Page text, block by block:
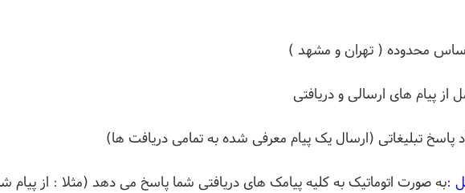
محدوده ( تهران و مشهد )
از پیام های ارسالی و دریافتی
پاسخ تبلیغاتی (ارسال یک پیام معرفی شده به تمامی دریافت ها)
:به صورت اتوماتیک به کلیه پیامک های دریافتی شما پاسخ می دهد (مثلا : از پیام